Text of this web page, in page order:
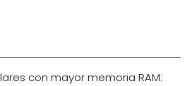
con mayor memoria RAM: